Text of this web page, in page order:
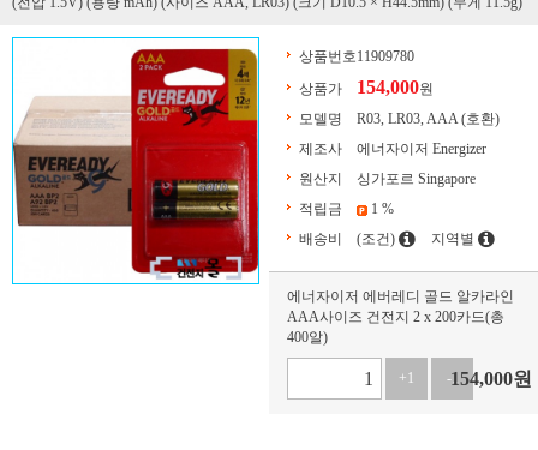
상품번호11909780
상품가
154,000원
모델명
R03, LR03, AAA (호환)
제조사
에너자이저 Energizer
원산지
싱가포르 Singapore
적립금
1 %
배송비
(조건) 지역별
에너자이저 에버레디 골드 알카라인
AAA사이즈 건전지 2 x 200카드(총
400알)
+1 -1154,000원